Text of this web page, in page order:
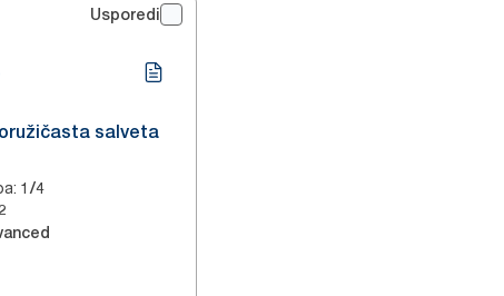
Usporedi
salveta
: 1/4